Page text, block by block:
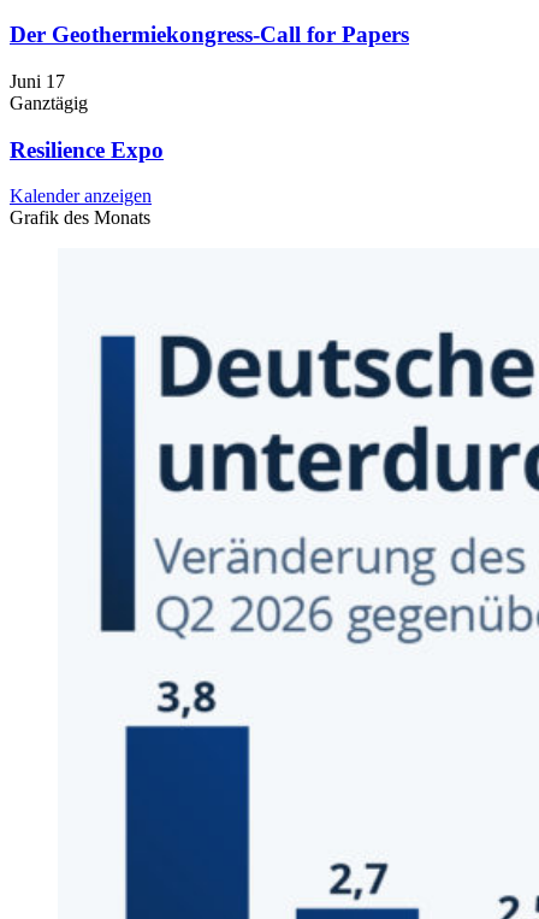
Der Geothermiekongress-Call for Papers
Juni 17
Ganztägig
Resilience Expo
Kalender anzeigen
Grafik des Monats